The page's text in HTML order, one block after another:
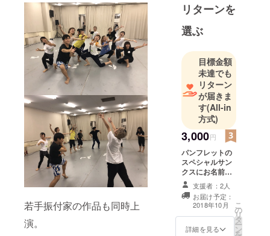
若手振付家の作品も同時上
演。
作。13歳ま
でヨーロッ
パで育ち、
バレエや
ジャズダン
ス、ヒップ
ホップなど
を学びダン
スを軸に成
長する。桜
美林大学で
コンテンポ
ラリーダン
スを木佐貫
邦子に師事
し、本格的
リターンを
選ぶ
目標金額
未達でも
リターン
が届きま
す(All-in
方式)
3,000円
パンフレットの
スペシャルサン
クスにお名前掲
載
支援者：2人
お届け予定：
2018年10月
詳細を見る
こ
の
リ
タ
ー
ン
を